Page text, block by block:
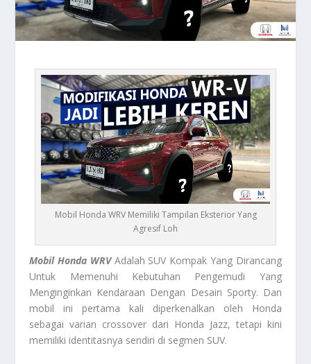
Mobil Honda WRV Memiliki Tampilan Eksterior Yang
Agresif Loh
Mobil Honda WRVAdalah SUV Kompak Yang Dirancang
Untuk Memenuhi Kebutuhan Pengemudi Yang
Menginginkan Kendaraan Dengan Desain Sporty. Dan
mobil ini pertama kali diperkenalkan oleh Honda
sebagai varian crossover dari Honda Jazz, tetapi kini
memiliki identitasnya sendiri di segmen SUV.